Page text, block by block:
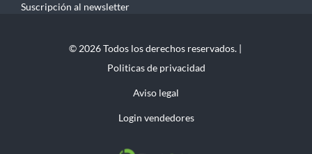
Suscripción al newsletter
© 2026 Todos los derechos reservados. |
Politicas de privacidad
Aviso legal
Login vendedores